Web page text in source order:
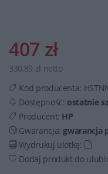
407 zł
330,89 zł netto
Kod producenta:
Dostępność: ostatnie
Producent: HP
Gwarancja: gwarancja
Wydrukuj ulotkę:
Dodaj produkt do